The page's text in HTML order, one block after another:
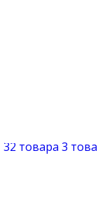
32 товара 3